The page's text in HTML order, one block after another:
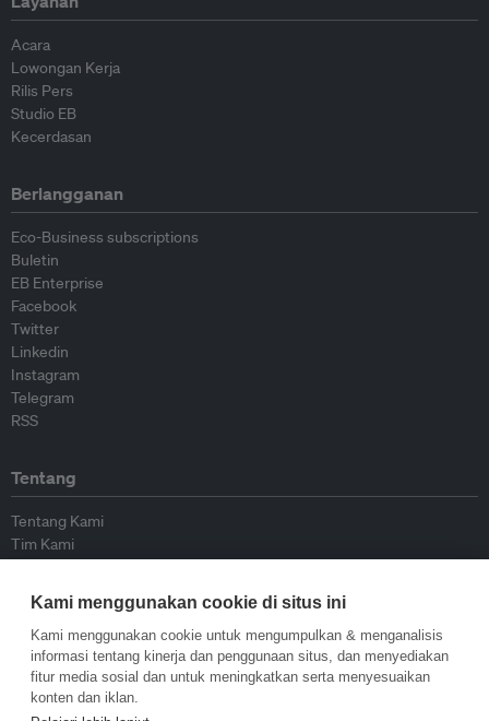
Acara
Lowongan Kerja
Rilis Pers
Studio EB
Kecerdasan
Berlangganan
Eco-Business subscriptions
Buletin
EB Enterprise
Facebook
Twitter
Linkedin
Instagram
Telegram
RSS
Tentang
Tentang Kami
Tim Kami
Kontributor
Hubungi Kami
Kebijakan
Kami menggunakan cookie di situs ini
Kami menggunakan cookie untuk mengumpulkan & menganalisis
informasi tentang kinerja dan penggunaan situs, dan menyediakan
fitur media sosial dan untuk meningkatkan serta menyesuaikan
konten dan iklan.